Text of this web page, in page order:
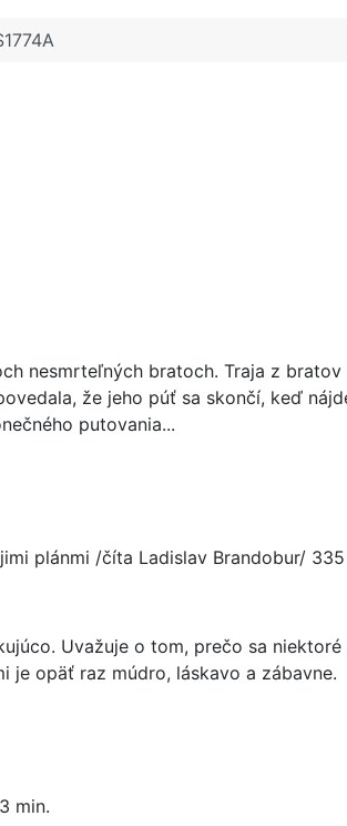
nesmrteľných bratoch. Traja z
že jeho púť sa skončí, keď
putovania...
plánmi /číta Ladislav Brandobur/ 335
Uvažuje o tom, prečo sa
je opäť raz múdro, láskavo a zábavne.
min.